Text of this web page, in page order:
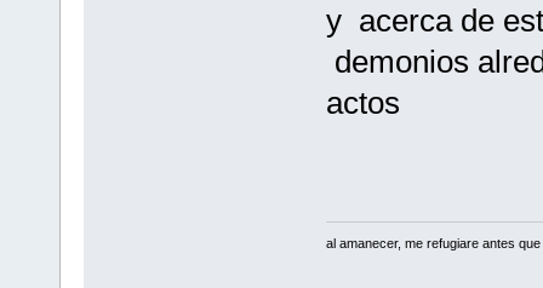
y acerca de
demonios
actos
al amanecer, me refugiare antes